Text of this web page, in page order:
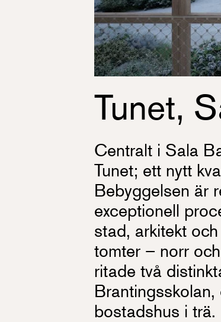
Tunet,
Centralt i Sala
Tunet; ett nytt
Bebyggelsen är
exceptionell
stad, arkitekt
tomter – norr
ritade två
bostadshus i trä.